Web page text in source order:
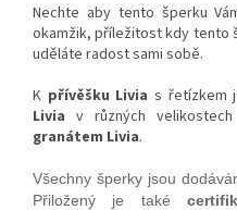
Nechte aby tento šperku
okamžik, příležitost kdy tento
uděláte radost sami sobě.
K přívěšku Livia s řetízkem
Livia v různých
granátem Livia.
Všechny šperky jsou
Přiložený je také